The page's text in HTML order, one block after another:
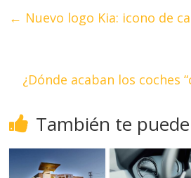
← Nuevo logo Kia: icono de
¿Dónde acaban los coches
También te